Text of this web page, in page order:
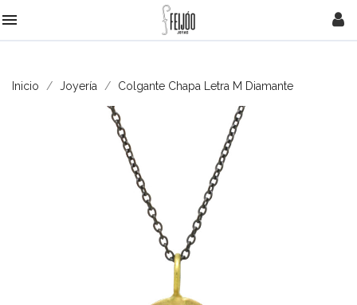

Inicio Joyería Colgante Chapa Letra M Diamante